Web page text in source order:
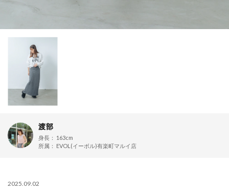
渡部
身長：
163cm
所属： EVOL(イーボル)有楽町マルイ店
2025.09.02